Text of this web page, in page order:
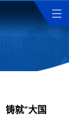
铸就“大国